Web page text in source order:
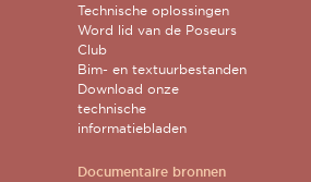
Technische oplossingen
Word lid van de Poseurs
Club
Bim- en textuurbestanden
Download onze
technische
informatiebladen
Documentaire bronnen